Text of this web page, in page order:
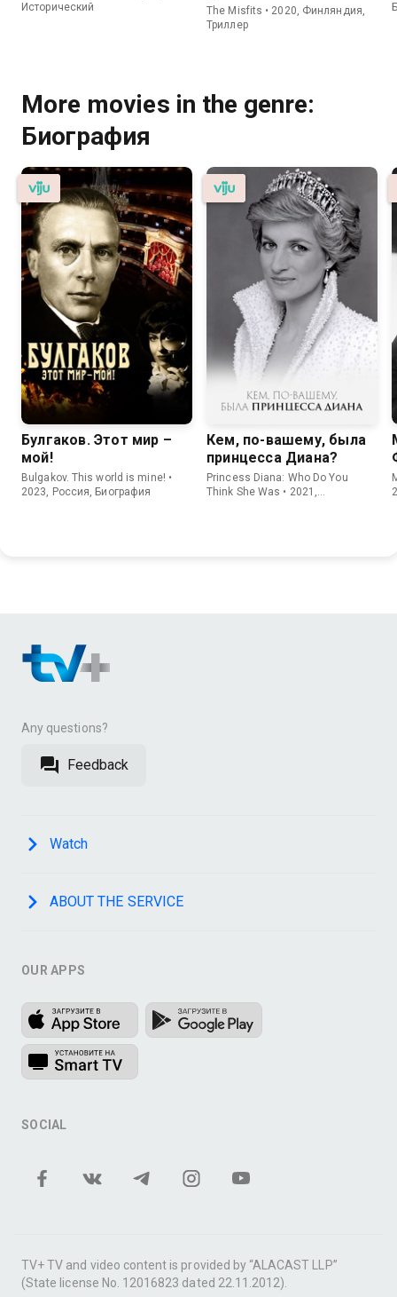
Исторический
The Misfits • 2020, Финляндия,
Триллер
More movies in the genre:
Биография
Булгаков. Этот мир –
мой!
Bulgakov. This world is mine! •
2023, Россия, Биография
Кем, по-вашему, была
принцесса Диана?
Princess Diana: Who Do You
Think She Was • 2021,
Any questions?
Feedback
Watch
ABOUT THE SERVICE
OUR APPS
SOCIAL
TV+ TV and video content is provided by “ALACAST LLP”
(State license No. 12016823 dated 22.11.2012).